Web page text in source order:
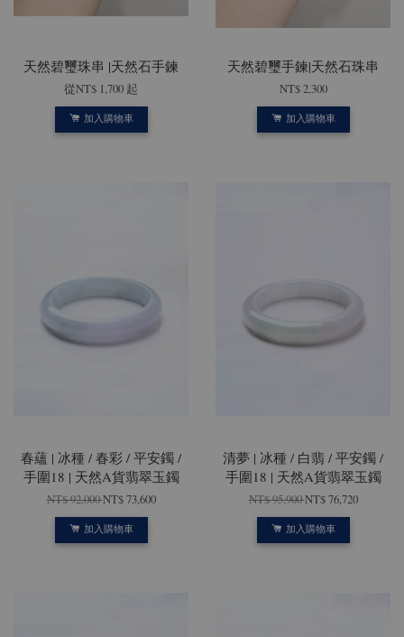
天然碧璽珠串 |天然石手鍊
從NT$ 1,700 起
加入購物車
天然碧璽手鍊|天然石珠串
NT$ 2,300
加入購物車
春蘊 | 冰種 / 春彩 / 平安鐲 /
手圍18 | 天然A貨翡翠玉鐲
NT$ 92,000NT$ 73,600
加入購物車
清夢 | 冰種 / 白翡 / 平安鐲 /
手圍18 | 天然A貨翡翠玉鐲
NT$ 95,900NT$ 76,720
加入購物車